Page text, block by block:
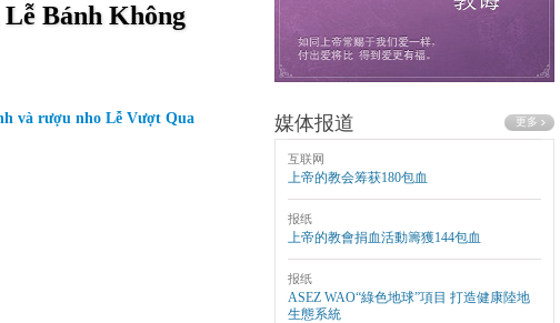
Bánh Không
và rượu nho Lễ Vượt Qua 媒体报道
互联网
上帝的教会筹获180包血
报纸
上帝的教會捐血活動籌獲144包血
报纸
ASEZ WAO“綠色地球”項目 打造健康陸地
生態系統